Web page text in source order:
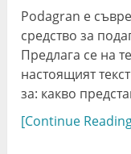
Podagran е
средство за
Предлага се на
настоящият
за: какво
[Continue